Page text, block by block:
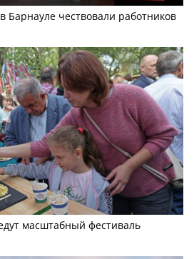
Барнауле чествовали работников
масштабный фестиваль